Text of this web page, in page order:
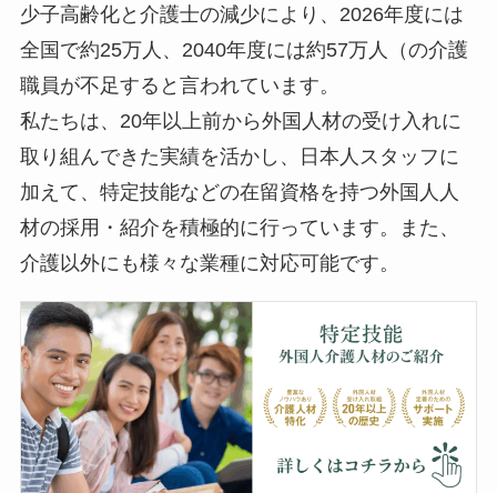
少子高齢化と介護士の減少により、2026年度には
全国で約25万人、2040年度には約57万人（の介護
職員が不足すると言われています。
私たちは、20年以上前から外国人材の受け入れに
取り組んできた実績を活かし、日本人スタッフに
加えて、特定技能などの在留資格を持つ外国人人
材の採用・紹介を積極的に行っています。また、
介護以外にも様々な業種に対応可能です。